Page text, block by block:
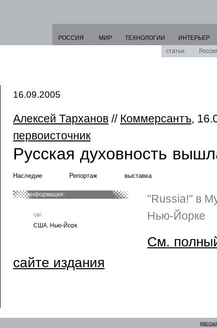
РОССИЯ МИР ТЕХНОЛОГИИ
ИНТЕРЬЕР
статьи
16.09.2005
Алексей Тарханов // Коммерсантъ,
первоисточник
Русская духовность
Наследие Репортаж выставка
информация:
где:
США. Нью-Йорк
"Russia!" в
Нью-Йорке
См.
сайте издания